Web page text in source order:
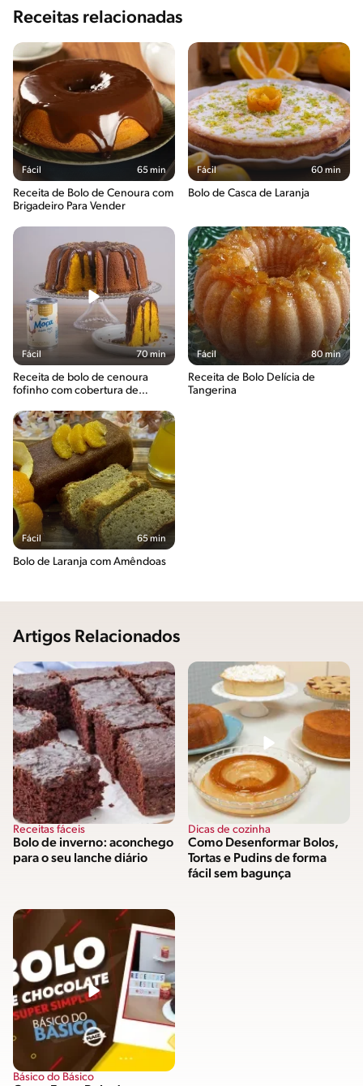
Receitas relacionadas
Fácil 65 min
Receita de Bolo de Cenoura com
Brigadeiro Para Vender
Fácil 60 min
Bolo de Casca de Laranja
Fácil 70 min
Receita de bolo de cenoura
fofinho com cobertura de
Fácil 80 min
Receita de Bolo Delícia de
Tangerina
Fácil 65 min
Bolo de Laranja com Amêndoas
Artigos Relacionados
Receitas fáceis
Bolo de inverno: aconchego
para o seu lanche diário
Dicas de cozinha
Como Desenformar Bolos,
Tortas e Pudins de forma
fácil sem bagunça
Básico do Básico